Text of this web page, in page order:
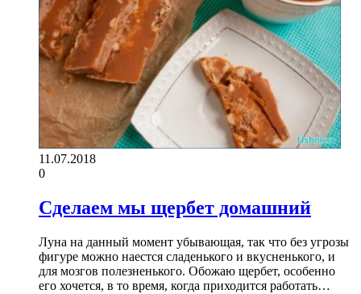
11.07.2018
0
Сделаем мы щербет домашний
Луна на данный момент убывающая, так что без угрозы
фигуре можно наестся сладенького и вкусненького, и
для мозгов полезненького. Обожаю щербет, особенно
его хочется, в то время, когда приходится работать…